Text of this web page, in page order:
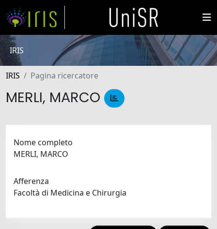
IRIS
IRIS Pagina ricercatore
MERLI, MARCO
Nome completo
MERLI, MARCO
Afferenza
Facoltà di Medicina e Chirurgia